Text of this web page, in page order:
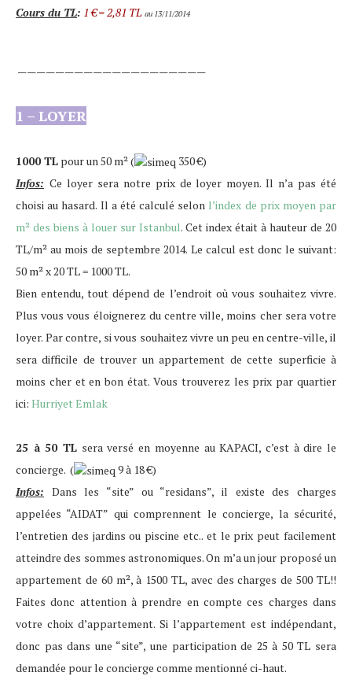
Cours du TL: 1 € = 2,81 TL au 13/11/2014
————————————————————
1 – LOYER
1000 TL pour un 50 m² ( 350 €)
Infos: Ce loyer sera notre prix de loyer moyen. Il n’a pas été
choisi au hasard. Il a été calculé selon l’index de prix moyen par
m² des biens à louer sur Istanbul. Cet index était à hauteur de 20
TL/m² au mois de septembre 2014. Le calcul est donc le suivant:
50 m² x 20 TL = 1000 TL.
Bien entendu, tout dépend de l’endroit où vous souhaitez vivre.
Plus vous vous éloignerez du centre ville, moins cher sera votre
loyer. Par contre, si vous souhaitez vivre un peu en centre-ville, il
sera difficile de trouver un appartement de cette superficie à
moins cher et en bon état. Vous trouverez les prix par quartier
ici: Hurriyet Emlak
25 à 50 TL sera versé en moyenne au KAPACI, c’est à dire le
concierge. ( 9 à 18 €)
Infos: Dans les “site” ou “residans”, il existe des charges
appelées “AIDAT” qui comprennent le concierge, la sécurité,
l’entretien des jardins ou piscine etc.. et le prix peut facilement
atteindre des sommes astronomiques. On m’a un jour proposé un
appartement de 60 m², à 1500 TL, avec des charges de 500 TL!!
Faites donc attention à prendre en compte ces charges dans
votre choix d’appartement. Si l’appartement est indépendant,
donc pas dans une “site”, une participation de 25 à 50 TL sera
demandée pour le concierge comme mentionné ci-haut.